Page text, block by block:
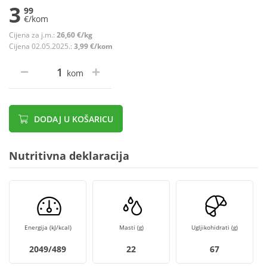
3 99
€/kom
Cijena za j.m.: 26,60 €/kg
Cijena 02.05.2025.: 3,99 €/kom
kom
DODAJ U KOŠARICU
Nutritivna deklaracija
Energija (kJ/kcal)
2049/489
Masti (g)
22
Ugljikohidrati (g)
67